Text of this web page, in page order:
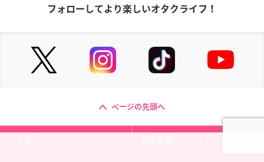
フォローしてより楽しいオタクライフ！
ページの先頭へ